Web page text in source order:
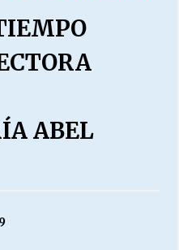
69 AÑOS DE
SER DC” SALUDA EL
TRABAJADORES, CLIMA
ABEL